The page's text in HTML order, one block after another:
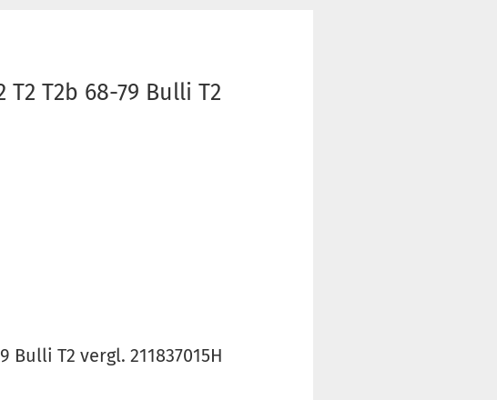
T2b 68-79 Bulli T2
Bulli T2 vergl. 211837015H